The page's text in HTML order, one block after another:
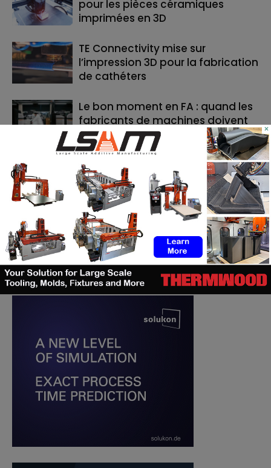
pour les pièces céramiques
imprimées en 3D
TE Connectivity mise sur
l’impression 3D pour la fabrication
de cathéters
Le bon moment en FA : quand les
fabricants de machines doivent
lancer, et quand les utilisateurs
doivent investir
RECHERCHE
×